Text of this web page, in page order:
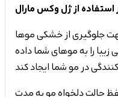
جلوگیری از خشکی موها
را به موهای شما داده